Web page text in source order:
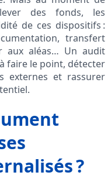
des fonds, les
de ces dispositifs :
transfert
aux aléas… Un audit
faire le point, détecter
externes et rassurer
?